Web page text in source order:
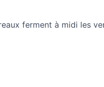
ferment à midi les